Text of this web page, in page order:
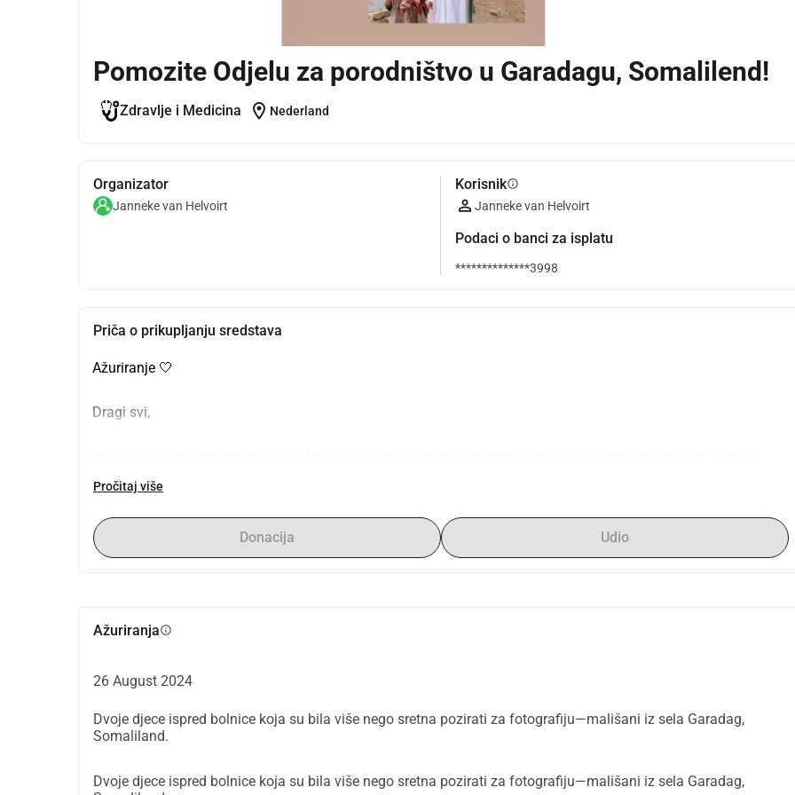
Pomozite Odjelu za porodništvo u Garadagu, Somalilend!
Zdravlje i Medicina location_on Nederland
Organizator
Janneke van Helvoirt
Korisnikinfo
Janneke van Helvoirt
Podaci o banci za isplatu
**************3998
Priča o prikupljanju sredstava
Ažuriranje 🤍
Dragi svi,
Allah
Želim to iskoristiti na dobar i svjestan način za majke u Somalilandu.
www.instagram.com/kraamzorg_op_tijd
Prošlog svibnja imala sam privilegiju posjetiti Garadag u Somalilandu, zajedno s dvoje svoje djece. Tijekom
Pročitaj više
Donacija Udio
Ažuriranjainfo
26 August 2024
Dvoje djece ispred bolnice koja su bila više nego sretna pozirati za fotografiju—mališani iz sela Garadag,
Somaliland.
Dvoje djece ispred bolnice koja su bila više nego sretna pozirati za fotografiju—mališani iz sela Garadag,